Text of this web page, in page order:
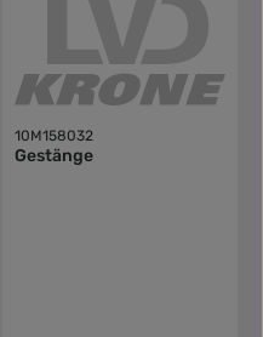
10M158032
Gestänge